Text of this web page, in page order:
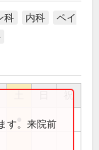
科 内科
ペイ
祝
す。来院前